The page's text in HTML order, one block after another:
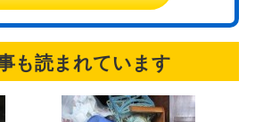
も読まれています